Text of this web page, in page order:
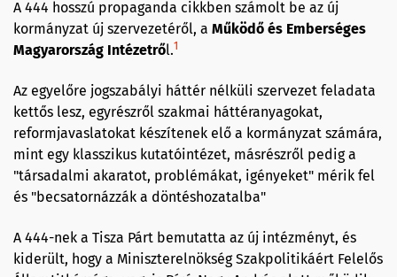
A 444 hosszú propaganda cikkben számolt be az új
kormányzat új szervezetéről, a Működő és Emberséges
Magyarország Intézetről.1
Az egyelőre jogszabályi háttér nélküli szervezet feladata
kettős lesz, egyrészről szakmai háttéranyagokat,
reformjavaslatokat készítenek elő a kormányzat számára,
mint egy klasszikus kutatóintézet, másrészről pedig a
"társadalmi akaratot, problémákat, igényeket" mérik fel
és "becsatornázzák a döntéshozatalba"
A 444-nek a Tisza Párt bemutatta az új intézményt, és
kiderült, hogy a Miniszterelnökség Szakpolitikáért Felelős